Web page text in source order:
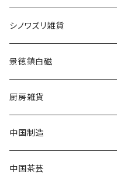
シノワズリ雑貨
景徳鎮白磁
厨房雑貨
中国制造
中国茶芸